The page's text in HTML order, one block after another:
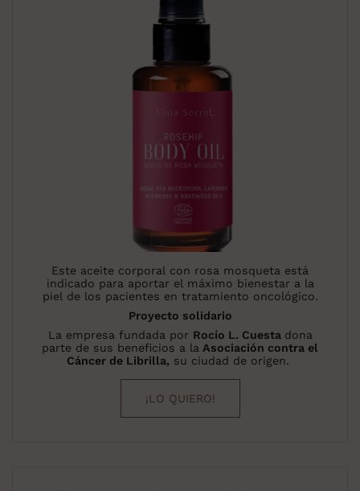
Este aceite corporal con rosa mosqueta está
indicado para aportar el máximo bienestar a la
piel de los pacientes en tratamiento oncológico.
Proyecto solidario
La empresa fundada por Rocío L. Cuesta dona
parte de sus beneficios a la Asociación contra el
Cáncer de Librilla, su ciudad de origen.
¡LO QUIERO!